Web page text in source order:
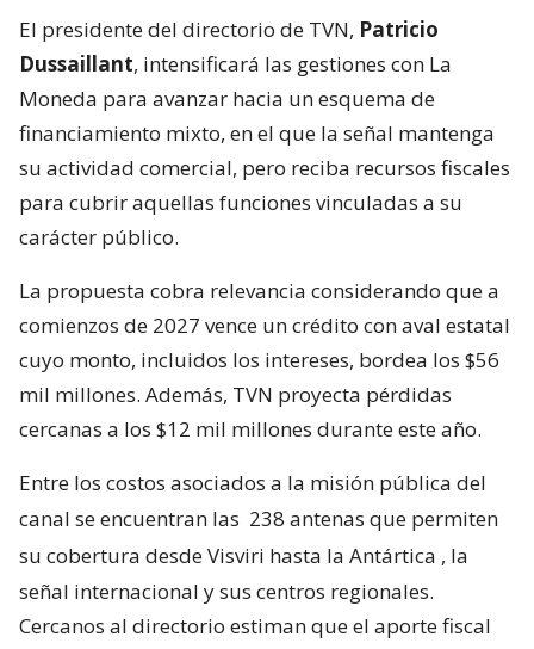
El presidente del directorio de TVN, Patricio
Dussaillant, intensificará las gestiones con La
Moneda para avanzar hacia un esquema de
financiamiento mixto, en el que la señal mantenga
su actividad comercial, pero reciba recursos fiscales
para cubrir aquellas funciones vinculadas a su
carácter público.
La propuesta cobra relevancia considerando que a
comienzos de 2027 vence un crédito con aval estatal
cuyo monto, incluidos los intereses, bordea los $56
mil millones. Además, TVN proyecta pérdidas
cercanas a los $12 mil millones durante este año.
Entre los costos asociados a la misión pública del
canal se encuentran las 238 antenas que permiten
su cobertura desde Visviri hasta la Antártica , la
señal internacional y sus centros regionales.
Cercanos al directorio estiman que el aporte fiscal